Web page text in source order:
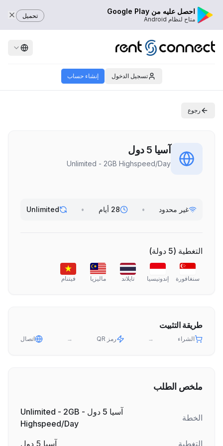
احصل عليه من Google Play
متاح لنظام Android تحميل
تسجيل الدخول إنشاء حساب
رجوع
آسيا 5 دول
Unlimited - 2GB Highspeed/Day
غير محدود • 28 أيام •
Unlimited
التغطية (
5 دولة)
سنغافورة إندونيسيا تايلاند ماليزيا فيتنام
طريقة التثبيت
الشراء → رمز QR → اتصال
ملخص الطلب
الخطة
آسيا 5 دول - Unlimited - 2GB
Highspeed/Day
التغطية
آسيا 5 دول